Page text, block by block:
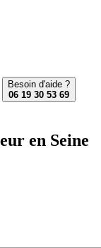
Besoin d'aide ?
06 19 30 53 69
en Seine